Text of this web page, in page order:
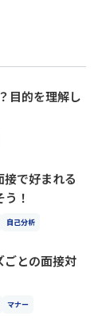
目的を理解し
接で好まれる
！
自己分析
ごとの面接対
マナー